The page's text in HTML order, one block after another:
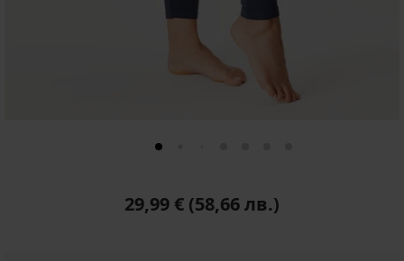
29,99 € (58,66 лв.)